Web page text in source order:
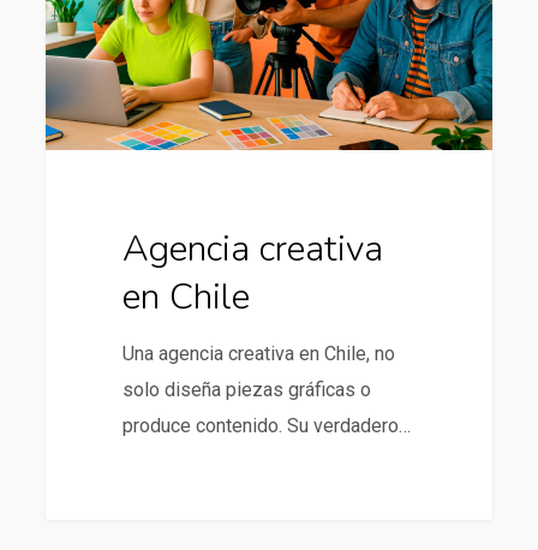
Agencia creativa
en Chile
Una agencia creativa en Chile, no
solo diseña piezas gráficas o
produce contenido. Su verdadero…